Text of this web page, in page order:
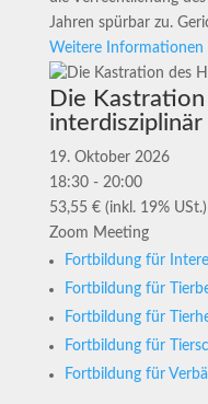
Jahren spürbar zu.
Weitere Informationen
Die
19. Oktober 2026
18:30 - 20:00
53,55 € (inkl. 19% USt.)
Zoom Meeting
Fortbildung für
Fortbildung für
Fortbildung für
Fortbildung für
Fortbildung für